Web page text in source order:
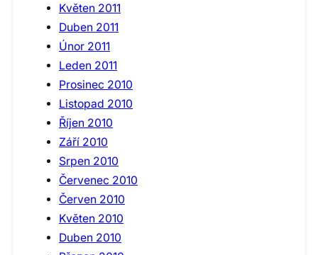
Květen 2011
Duben 2011
Únor 2011
Leden 2011
Prosinec 2010
Listopad 2010
Říjen 2010
Září 2010
Srpen 2010
Červenec 2010
Červen 2010
Květen 2010
Duben 2010